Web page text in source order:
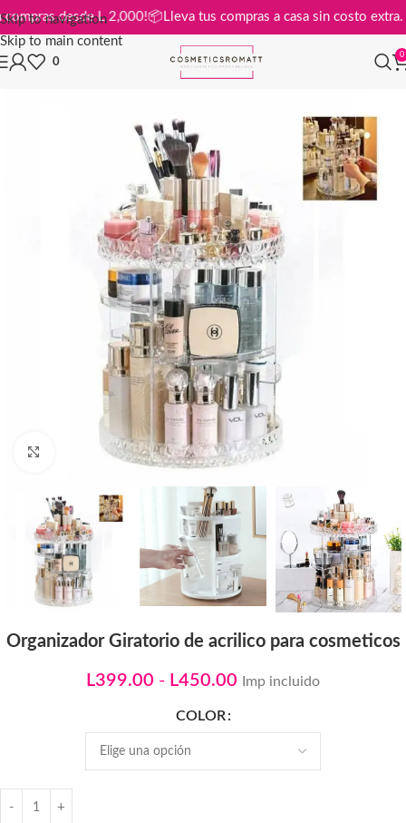
Skip to navigation
Skip to main content
compras desde L 2,000!📦Lleva tus compras a casa sin costo
0
0
Click to enlarge
Organizador Giratorio de acrilico para cosmeticos
L399.00 - L450.00 Imp incluido
COLOR